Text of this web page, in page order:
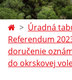
Úradná
Referendum
doručenie
do okrskovej